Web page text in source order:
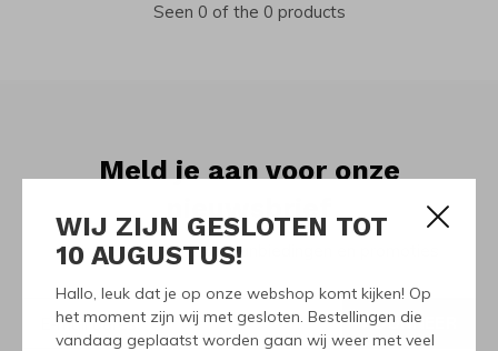
WIJ ZIJN GESLOTEN TOT
10 AUGUSTUS!
Hallo, leuk dat je op onze webshop komt kijken! Op
het moment zijn wij met gesloten. Bestellingen die
vandaag geplaatst worden gaan wij weer met veel
Seen 0 of the 0 products
Meld je aan voor onze
Ontvang de nieuwste aanbiedingen en promoties
ABONNEER